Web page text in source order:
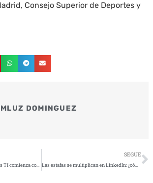
Consejo Superior de Deportes y
MLUZ DOMINGUEZ
La nueva normalidad de las TI comienza con el código abierto
SEGUE
Las estafas se multiplican en LinkedIn: ¿cómo podemos protegernos?